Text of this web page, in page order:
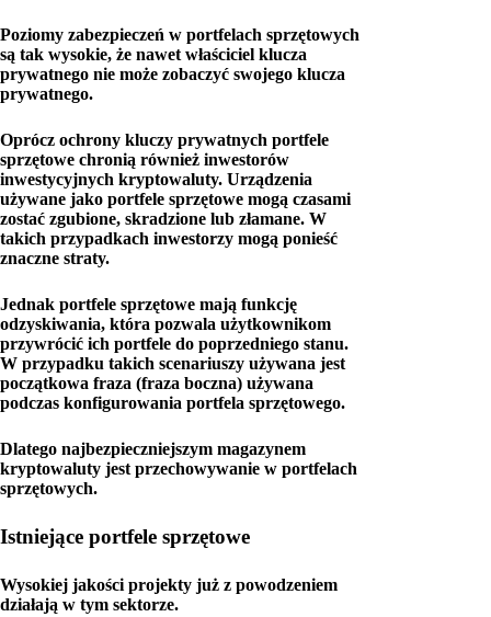
Poziomy zabezpieczeń w portfelach sprzętowych
są tak wysokie, że nawet właściciel klucza
prywatnego nie może zobaczyć swojego klucza
prywatnego.
Oprócz ochrony kluczy prywatnych portfele
sprzętowe chronią również inwestorów
inwestycyjnych kryptowaluty. Urządzenia
używane jako portfele sprzętowe mogą czasami
zostać zgubione, skradzione lub złamane. W
takich przypadkach inwestorzy mogą ponieść
znaczne straty.
Jednak portfele sprzętowe mają funkcję
odzyskiwania, która pozwala użytkownikom
przywrócić ich portfele do poprzedniego stanu.
W przypadku takich scenariuszy używana jest
początkowa fraza (fraza boczna) używana
podczas konfigurowania portfela sprzętowego.
Dlatego najbezpieczniejszym magazynem
kryptowaluty jest przechowywanie w portfelach
sprzętowych.
Istniejące portfele sprzętowe
Wysokiej jakości projekty już z powodzeniem
działają w tym sektorze.